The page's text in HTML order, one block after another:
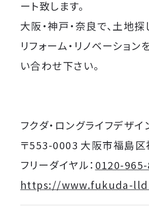
ート致します。
大阪・神戸・奈良で、土地
リフォーム・リノベーショ
い合わせ下さい。
フクダ・ロングライフデザ
〒553-0003 大阪市福島
フリーダイヤル： 0120-
https://www.fukuda-